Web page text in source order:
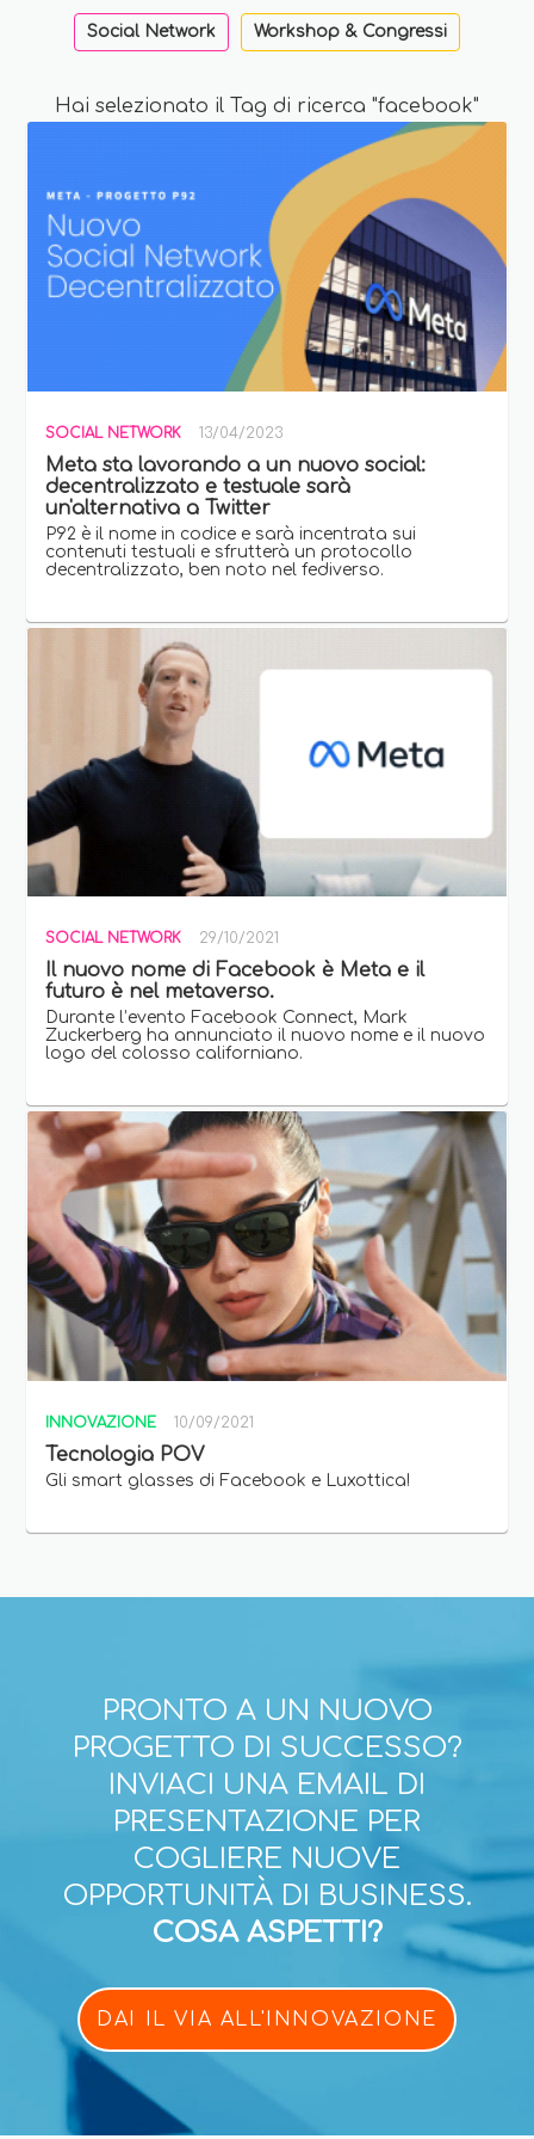
Social Network Workshop & Congressi
Hai selezionato il Tag di ricerca "facebook"
SOCIAL NETWORK 13/04/2023
Meta sta lavorando a un nuovo social:
decentralizzato e testuale sarà
un'alternativa a Twitter
P92 è il nome in codice e sarà incentrata sui
contenuti testuali e sfrutterà un protocollo
decentralizzato, ben noto nel fediverso.
SOCIAL NETWORK 29/10/2021
Il nuovo nome di Facebook è Meta e il
futuro è nel metaverso.
Durante l’evento Facebook Connect, Mark
Zuckerberg ha annunciato il nuovo nome e il nuovo
logo del colosso californiano.
INNOVAZIONE 10/09/2021
Tecnologia POV
Gli smart glasses di Facebook e Luxottica!
PRONTO A UN NUOVO
PROGETTO DI SUCCESSO?
INVIACI UNA EMAIL DI
PRESENTAZIONE PER
COGLIERE NUOVE
OPPORTUNITÀ DI BUSINESS.
COSA ASPETTI?
DAI IL VIA ALL'INNOVAZIONE